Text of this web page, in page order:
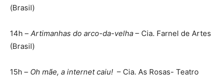
(Brasil)
14h – Artimanhas do arco-da-velha – Cia. Farnel de Artes
(Brasil)
15h – Oh mãe, a internet caiu! – Cia. As Rosas- Teatro